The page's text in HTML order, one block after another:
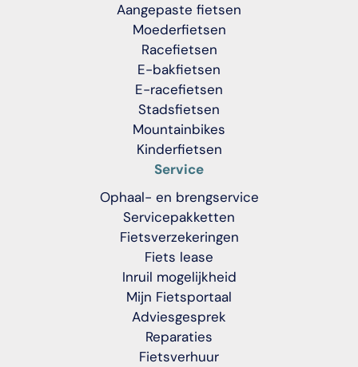
Aangepaste fietsen
Moederfietsen
Racefietsen
E-bakfietsen
E-racefietsen
Stadsfietsen
Mountainbikes
Kinderfietsen
Service
Ophaal- en brengservice
Servicepakketten
Fietsverzekeringen
Fiets lease
Inruil mogelijkheid
Mijn Fietsportaal
Adviesgesprek
Reparaties
Fietsverhuur